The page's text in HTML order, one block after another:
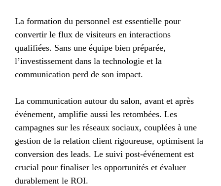
La formation du personnel est essentielle pour
convertir le flux de visiteurs en interactions
qualifiées. Sans une équipe bien préparée,
l’investissement dans la technologie et la
communication perd de son impact.
La communication autour du salon, avant et après
événement, amplifie aussi les retombées. Les
campagnes sur les réseaux sociaux, couplées à une
gestion de la relation client rigoureuse, optimisent la
conversion des leads. Le suivi post-événement est
crucial pour finaliser les opportunités et évaluer
durablement le ROI.